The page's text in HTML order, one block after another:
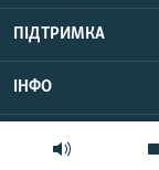
ПІДТРИМКА
ІНФО